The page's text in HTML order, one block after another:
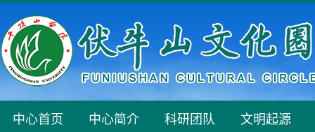
中心首页 中心简介 科研团队 文明起源